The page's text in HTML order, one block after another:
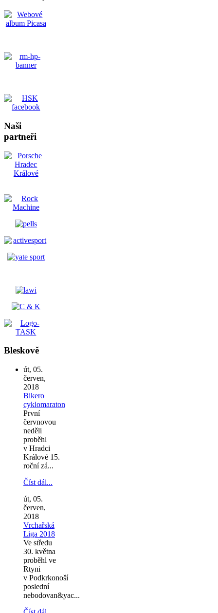
Naši
partneři
Bleskově
út, 05.
červen,
2018
Bikero
cyklomaraton
První
červnovou
neděli
proběhl
v Hradci
Králové 15.
roční zá...
Číst dál...
út, 05.
červen,
2018
Vrchařská
Liga 2018
Ve středu
30. května
proběhl ve
Rtyni
v Podkrkonoší
poslední
nebodovan&yac...